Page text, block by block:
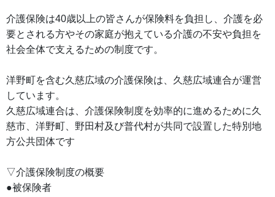
介護保険は40歳以上の皆さんが保険料を負担し、介護を必
要とされる方やその家庭が抱えている介護の不安や負担を
社会全体で支えるための制度です。
洋野町を含む久慈広域の介護保険は、久慈広域連合が運営
しています。
久慈広域連合は、介護保険制度を効率的に進めるために久
慈市、洋野町、野田村及び普代村が共同で設置した特別地
方公共団体です
▽介護保険制度の概要
●被保険者